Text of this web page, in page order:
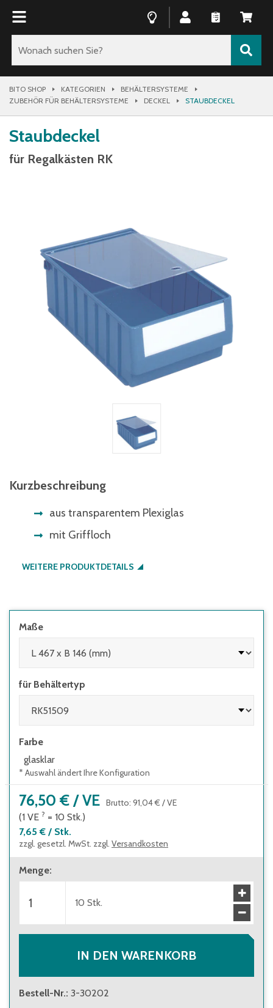
BITO SHOP KATEGORIEN
BEHÄLTERSYSTEME
ZUBEHÖR FÜR BEHÄLTERSYSTEME
DECKEL STAUBDECKEL
Staubdeckel
für Regalkästen RK
Kurzbeschreibung
aus transparentem Plexiglas
mit Griffloch
WEITERE PRODUKTDETAILS
Maße
für Behältertyp
Farbe
glasklar
* Auswahl ändert Ihre Konfiguration
76,50 € /VE Brutto: 91,04 € /VE
(1 VE ? = 10 Stk.)
7,65 € / Stk.
zzgl. gesetzl. MwSt. zzgl. Versandkosten
Menge:
10 Stk.
IN DEN WARENKORB
Bestell-Nr.: 3-30202